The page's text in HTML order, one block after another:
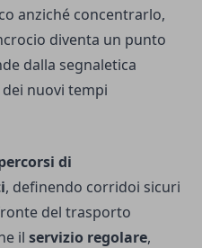
anziché concentrarlo,
diventa un punto
dalla segnaletica
nuovi tempi
di
, definendo corridoi sicuri
del trasporto
il servizio regolare,